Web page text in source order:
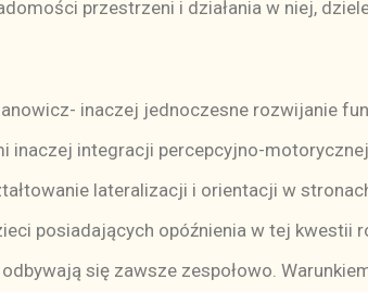
przestrzeni i działania w niej,
inaczej jednoczesne rozwijanie
inaczej integracji percepcyjno-
lateralizacji i orientacji w
posiadających opóźnienia w tej
się zawsze zespołowo.